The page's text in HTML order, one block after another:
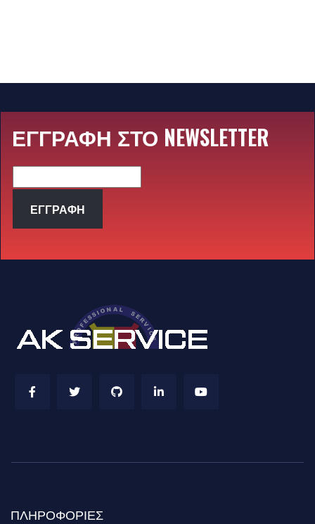
ΕΓΓΡΑΦΗ ΣΤΟ NEWSLETTER
ΠΛΗΡΟΦΟΡΙΕΣ